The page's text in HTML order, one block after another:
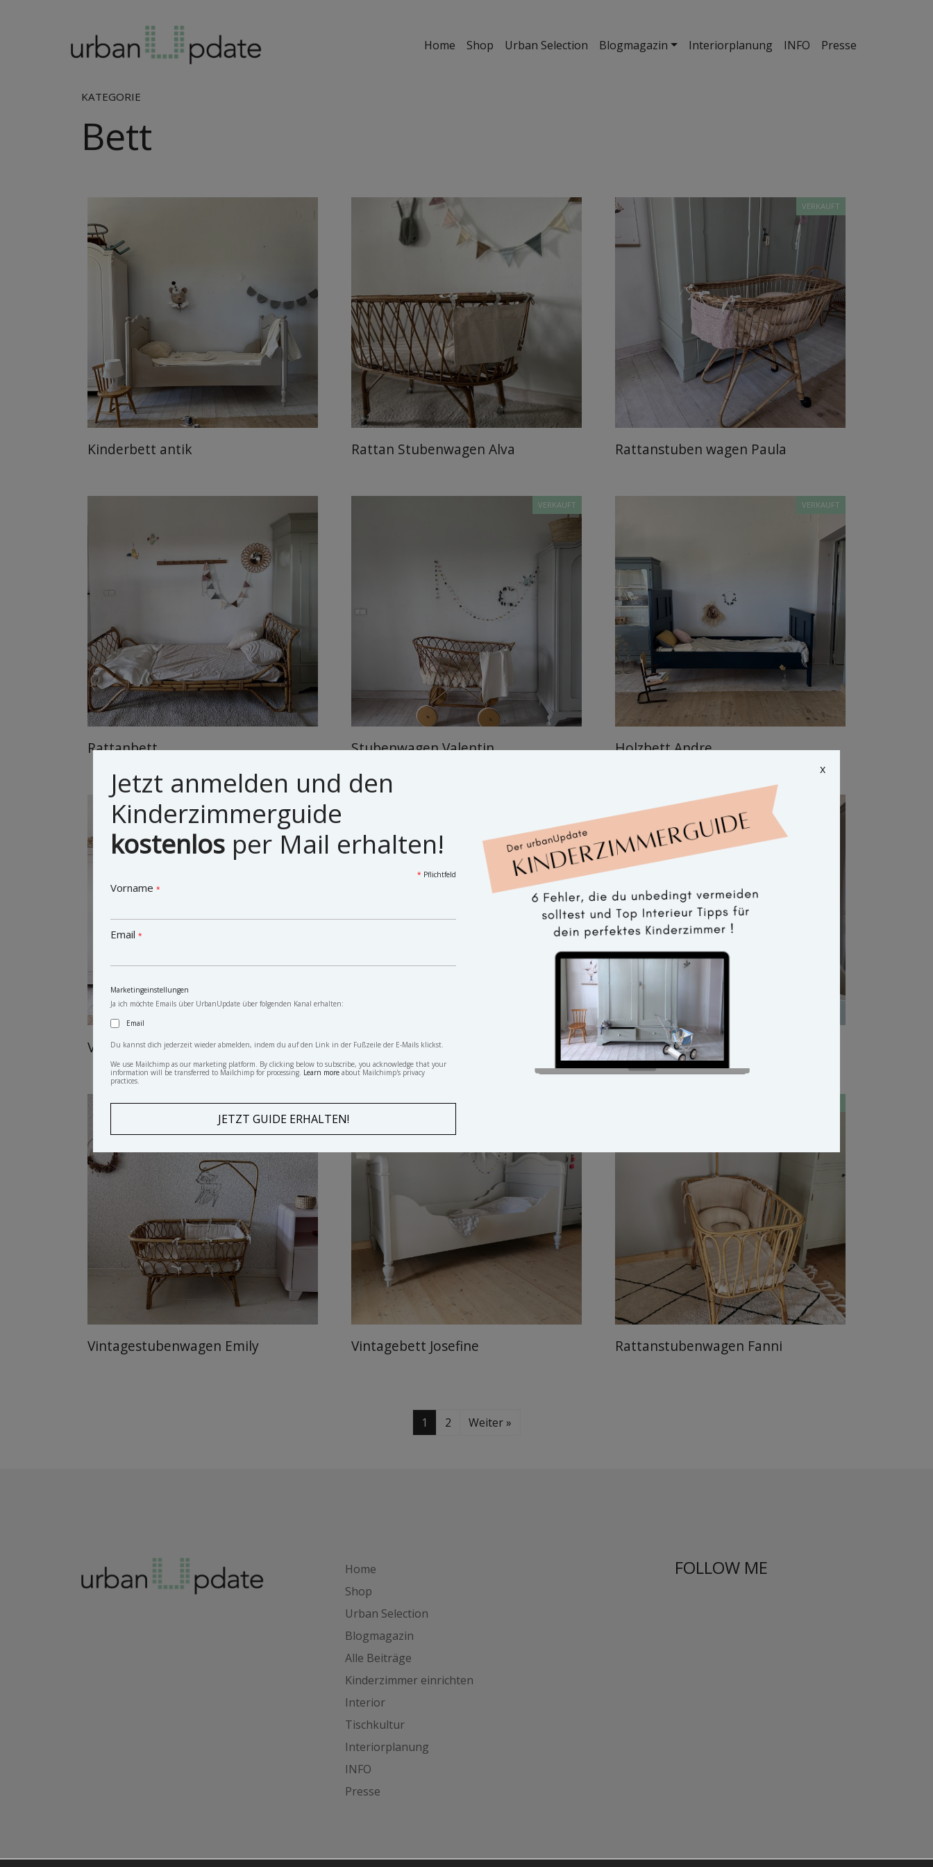
Home Shop Urban Selection Blogmagazin Interiorplanung INFO Presse
KATEGORIE
Bett
Kinderbett antik Rattan Stubenwagen Alva
VERKAUFT
Rattanstuben wagen Paula
Rattanbett
VERKAUFT
Stubenwagen Valentin
VERKAUFT
Holzbett Andre
VERKAUFT
Vintage kinderbett Rattanstuben wagen Vintage Kinderbett Ava
VERKAUFT
Vintagestuben­wagen Emily Vintagebett Josefine Rattanstubenwagen Fanni
1 2 Weiter »
Home
Shop
Urban Selection
Blogmagazin
Alle Beiträge
Kinderzimmer einrichten
Interior
Tischkultur
Interiorplanung
INFO
Presse
FOLLOW ME
x
Jetzt anmelden und den
Kinderzimmerguide
kostenlos per Mail erhalten!
* Pflichtfeld
Vorname*
Email*
Marketingeinstellungen
Ja ich möchte Emails über UrbanUpdate über folgenden Kanal erhalten:
Email
Du kannst dich jederzeit wieder abmelden, indem du auf den Link in der Fußzeile der E-Mails klickst.
We use Mailchimp as our marketing platform. By clicking below to subscribe, you acknowledge that your
information will be transferred to Mailchimp for processing. Learn more about Mailchimp's privacy
practices.